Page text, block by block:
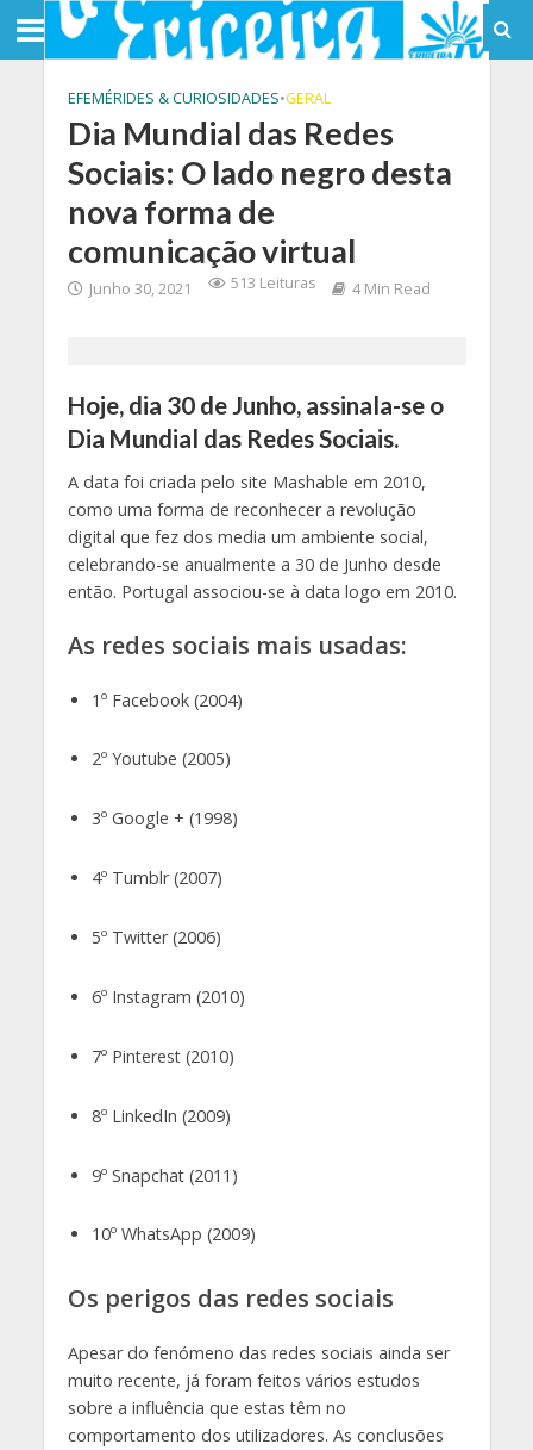
EFEMÉRIDES & CURIOSIDADES•GERAL
Dia Mundial das Redes
Sociais: O lado negro desta
nova forma de
comunicação virtual
Junho 30, 2021 513 Leituras 4 Min Read
Hoje, dia 30 de Junho, assinala-se o
Dia Mundial das Redes Sociais.
A data foi criada pelo site Mashable em 2010,
como uma forma de reconhecer a revolução
digital que fez dos media um ambiente social,
celebrando-se anualmente a 30 de Junho desde
então. Portugal associou-se à data logo em 2010.
As redes sociais mais usadas:
1º Facebook (2004)
2º Youtube (2005)
3º Google + (1998)
4º Tumblr (2007)
5º Twitter (2006)
6º Instagram (2010)
7º Pinterest (2010)
8º LinkedIn (2009)
9º Snapchat (2011)
10º WhatsApp (2009)
Os perigos das redes sociais
Apesar do fenómeno das redes sociais ainda ser
muito recente, já foram feitos vários estudos
sobre a influência que estas têm no
comportamento dos utilizadores. As conclusões